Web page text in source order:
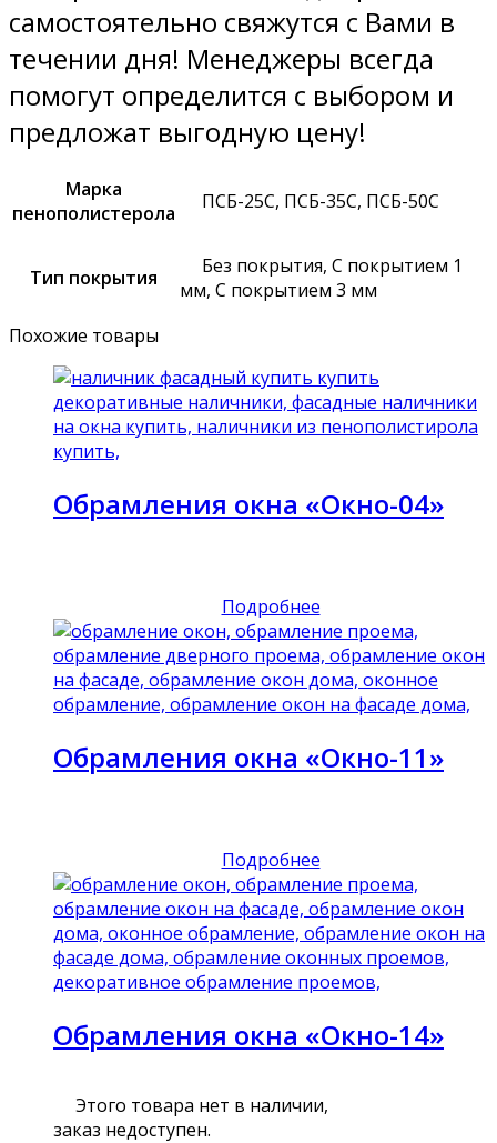
самостоятельно свяжутся с Вами в
течении дня! Менеджеры всегда
помогут определится с выбором и
предложат выгодную цену!
Марка
пенополистерола
ПСБ-25С, ПСБ-35С, ПСБ-50С
Тип покрытия
Без покрытия, С покрытием 1
мм, С покрытием 3 мм
Похожие товары
Обрамления окна «Окно-04»
Подробнее
Обрамления окна «Окно-11»
Подробнее
Обрамления окна «Окно-14»
Этого товара нет в наличии,
заказ недоступен.